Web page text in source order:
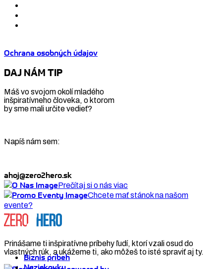
Ochrana osobných údajov
DAJ NÁM TIP
Máš vo svojom okolí mladého
inšpiratívneho človeka, o ktorom
by sme mali určite vedieť?
Napíš nám sem:
ahoj@zero2hero.sk
Prečítaj si o nás viac
Chcete mať stánok na našom
evente?
Prinášame ti inšpiratívne príbehy ľudí, ktorí vzali osud do
vlastných rúk, a ukážeme ti, ako môžeš to isté spraviť aj ty.
Biznis príbeh